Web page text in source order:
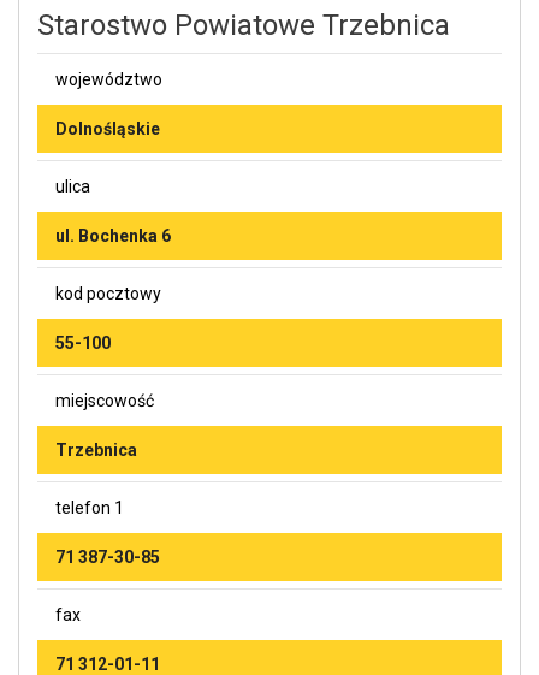
Starostwo Powiatowe Trzebnica
województwo
Dolnośląskie
ulica
ul. Bochenka 6
kod pocztowy
55-100
miejscowość
Trzebnica
telefon 1
71 387-30-85
fax
71 312-01-11